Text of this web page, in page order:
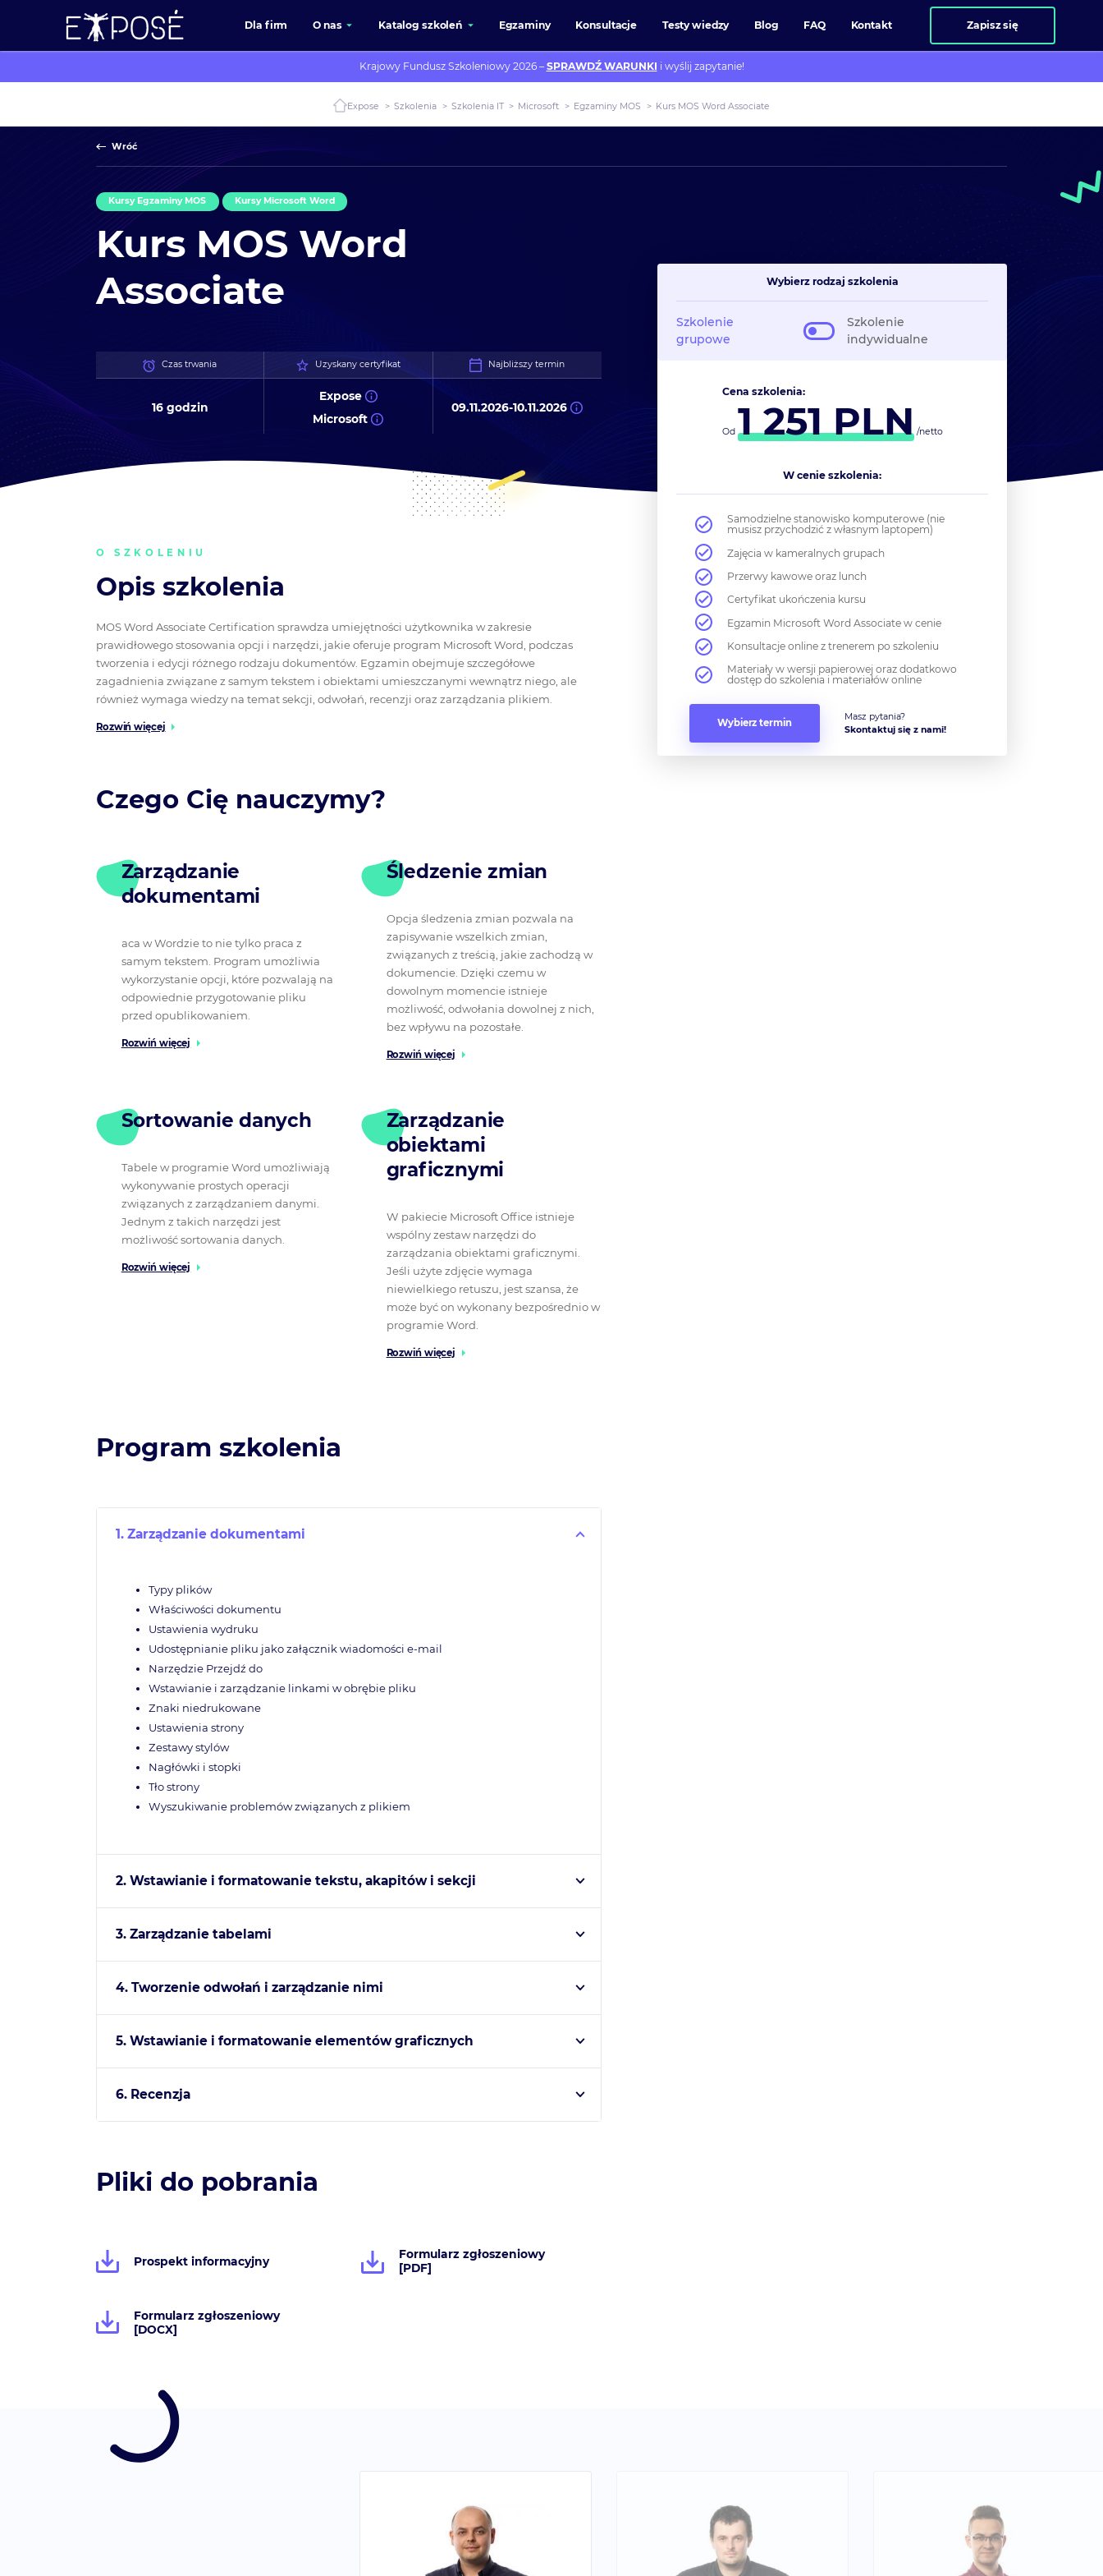
Dla firm O nas Katalog szkoleń Egzaminy Konsultacje Testy wiedzy Blog FAQ Kontakt Zapisz się
Krajowy Fundusz Szkoleniowy 2026 – SPRAWDŹ WARUNKI i wyślij zapytanie!
Expose > Szkolenia > Szkolenia IT > Microsoft > Egzaminy MOS > Kurs MOS Word Associate
Wróć
Kursy Egzaminy MOS Kursy Microsoft Word
Kurs MOS Word
Associate
Czas trwania
16 godzin
Uzyskany certyfikat
Expose
Microsoft
Najbliższy termin
09.11.2026-10.11.2026
O SZKOLENIU
Opis szkolenia
MOS Word Associate Certification sprawdza umiejętności użytkownika w zakresie
prawidłowego stosowania opcji i narzędzi, jakie oferuje program Microsoft Word, podczas
tworzenia i edycji różnego rodzaju dokumentów. Egzamin obejmuje szczegółowe
zagadnienia związane z samym tekstem i obiektami umieszczanymi wewnątrz niego, ale
również wymaga wiedzy na temat sekcji, odwołań, recenzji oraz zarządzania plikiem.
Rozwiń więcej
Czego Cię nauczymy?
Zarządzanie
dokumentami
aca w Wordzie to nie tylko praca z
samym tekstem. Program umożliwia
wykorzystanie opcji, które pozwalają na
odpowiednie przygotowanie pliku
przed opublikowaniem.
Rozwiń więcej
Śledzenie zmian
Opcja śledzenia zmian pozwala na
zapisywanie wszelkich zmian,
związanych z treścią, jakie zachodzą w
dokumencie. Dzięki czemu w
dowolnym momencie istnieje
możliwość, odwołania dowolnej z nich,
bez wpływu na pozostałe.
Rozwiń więcej
Sortowanie danych
Tabele w programie Word umożliwiają
wykonywanie prostych operacji
związanych z zarządzaniem danymi.
Jednym z takich narzędzi jest
możliwość sortowania danych.
Rozwiń więcej
Zarządzanie
obiektami
graficznymi
W pakiecie Microsoft Office istnieje
wspólny zestaw narzędzi do
zarządzania obiektami graficznymi.
Jeśli użyte zdjęcie wymaga
niewielkiego retuszu, jest szansa, że
może być on wykonany bezpośrednio w
programie Word.
Rozwiń więcej
Program szkolenia
1. Zarządzanie dokumentami
Typy plików
Właściwości dokumentu
Ustawienia wydruku
Udostępnianie pliku jako załącznik wiadomości e-mail
Narzędzie Przejdź do
Wstawianie i zarządzanie linkami w obrębie pliku
Znaki niedrukowane
Ustawienia strony
Zestawy stylów
Nagłówki i stopki
Tło strony
Wyszukiwanie problemów związanych z plikiem
2. Wstawianie i formatowanie tekstu, akapitów i sekcji
3. Zarządzanie tabelami
4. Tworzenie odwołań i zarządzanie nimi
5. Wstawianie i formatowanie elementów graficznych
6. Recenzja
Pliki do pobrania
Prospekt informacyjny
Formularz zgłoszeniowy
[PDF]
Formularz zgłoszeniowy
[DOCX]
Wybierz rodzaj szkolenia
Szkolenie
grupowe
Szkolenie
indywidualne
Cena szkolenia:
Od 1 251PLN/netto
W cenie szkolenia:
Samodzielne stanowisko komputerowe (nie
musisz przychodzić z własnym laptopem)
Zajęcia w kameralnych grupach
Przerwy kawowe oraz lunch
Certyfikat ukończenia kursu
Egzamin Microsoft Word Associate w cenie
Konsultacje online z trenerem po szkoleniu
Materiały w wersji papierowej oraz dodatkowo
dostęp do szkolenia i materiałów online
Wybierz termin
Masz pytania?
Skontaktuj się z nami!